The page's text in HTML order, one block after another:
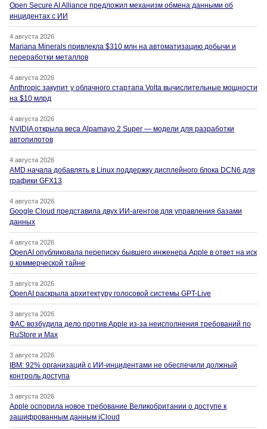
Open Secure AI Alliance предложил механизм обмена данными об
инцидентах с ИИ
4 августа 2026
Mariana Minerals привлекла $310 млн на автоматизацию добычи и
переработки металлов
4 августа 2026
Anthropic закупит у облачного стартапа Volta вычислительные мощности
на $10 млрд
4 августа 2026
NVIDIA открыла веса Alpamayo 2 Super — модели для разработки
автопилотов
4 августа 2026
AMD начала добавлять в Linux поддержку дисплейного блока DCN6 для
графики GFX13
4 августа 2026
Google Cloud представила двух ИИ-агентов для управления базами
данных
4 августа 2026
OpenAI опубликовала переписку бывшего инженера Apple в ответ на иск
о коммерческой тайне
3 августа 2026
OpenAI раскрыла архитектуру голосовой системы GPT-Live
3 августа 2026
ФАС возбудила дело против Apple из-за неисполнения требований по
RuStore и Max
3 августа 2026
IBM: 92% организаций с ИИ-инцидентами не обеспечили должный
контроль доступа
3 августа 2026
Apple оспорила новое требование Великобритании о доступе к
зашифрованным данным iCloud